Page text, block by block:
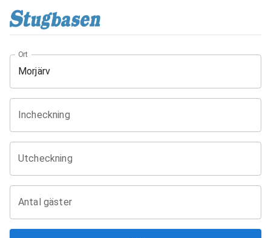
Ort
Incheckning
Utcheckning
Antal gäster